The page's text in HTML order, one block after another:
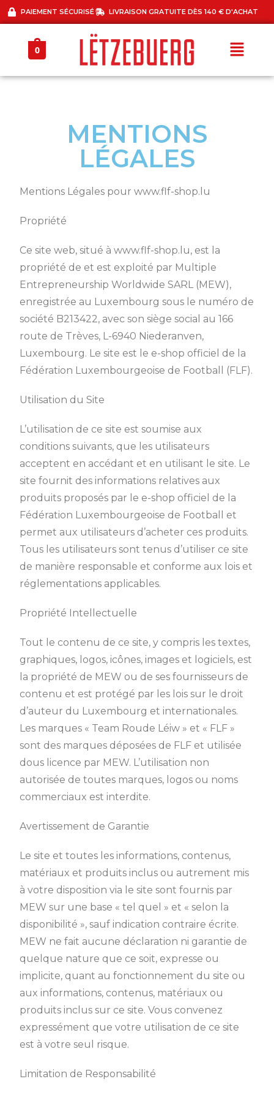
PAIEMENT SÉCURISÉ LIVRAISON GRATUITE DÈS 140 € D'ACHAT
0
MENTIONS
LÉGALES
Mentions Légales pour www.flf-shop.lu
Propriété
Ce site web, situé à www.flf-shop.lu, est la
propriété de et est exploité par Multiple
Entrepreneurship Worldwide SARL (MEW),
enregistrée au Luxembourg sous le numéro de
société B213422, avec son siège social au 166
route de Trèves, L-6940 Niederanven,
Luxembourg. Le site est le e-shop officiel de la
Fédération Luxembourgeoise de Football (FLF).
Utilisation du Site
L’utilisation de ce site est soumise aux
conditions suivants, que les utilisateurs
acceptent en accédant et en utilisant le site. Le
site fournit des informations relatives aux
produits proposés par le e-shop officiel de la
Fédération Luxembourgeoise de Football et
permet aux utilisateurs d’acheter ces produits.
Tous les utilisateurs sont tenus d’utiliser ce site
de manière responsable et conforme aux lois et
réglementations applicables.
Propriété Intellectuelle
Tout le contenu de ce site, y compris les textes,
graphiques, logos, icônes, images et logiciels, est
la propriété de MEW ou de ses fournisseurs de
contenu et est protégé par les lois sur le droit
d’auteur du Luxembourg et internationales.
Les marques « Team Roude Léiw » et « FLF »
sont des marques déposées de FLF et utilisée
dous licence par MEW. L’utilisation non
autorisée de toutes marques, logos ou noms
commerciaux est interdite.
Avertissement de Garantie
Le site et toutes les informations, contenus,
matériaux et produits inclus ou autrement mis
à votre disposition via le site sont fournis par
MEW sur une base « tel quel » et « selon la
disponibilité », sauf indication contraire écrite.
MEW ne fait aucune déclaration ni garantie de
quelque nature que ce soit, expresse ou
implicite, quant au fonctionnement du site ou
aux informations, contenus, matériaux ou
produits inclus sur ce site. Vous convenez
expressément que votre utilisation de ce site
est à votre seul risque.
Limitation de Responsabilité